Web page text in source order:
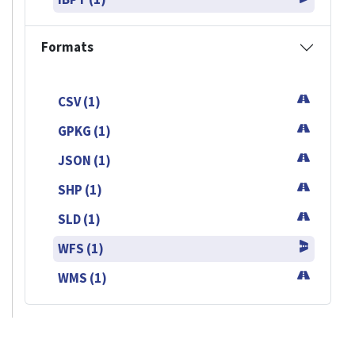
Formats
CSV (1)
GPKG (1)
JSON (1)
SHP (1)
SLD (1)
WFS (1)
WMS (1)